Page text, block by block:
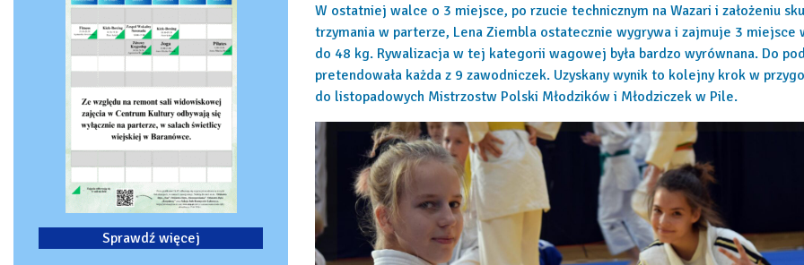
Sprawdź więcej
W ostatniej walce o 3 miejsce, po rzucie technicznym na Wazari i założeniu
trzymania w parterze, Lena Ziembla ostatecznie wygrywa i zajmuje 3 miejsce
do 48 kg. Rywalizacja w tej kategorii wagowej była bardzo wyrównana. Do
pretendowała każda z 9 zawodniczek. Uzyskany wynik to kolejny krok w
do listopadowych Mistrzostw Polski Młodzików i Młodziczek w Pile.